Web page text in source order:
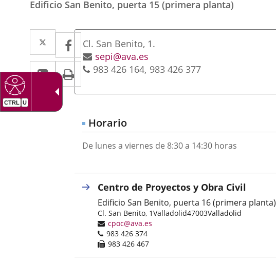
Edificio San Benito, puerta 15 (primera planta)
Twitter
Enlace
a
una
aplicación
externa.
Facebook
Enlace
a
una
aplicación
Linkedin
Enlace
una
aplicación
externa.
Print
Dirección
Postal
address
Cl. San Benito, 1.
Email
sepi@ava.es
Phones
983 426 164 983 426 377
Horario
De lunes a viernes de 8:30 a 14:30 horas
Centro de Proyectos y Obra Civil
Edificio San Benito, puerta 16 (primera planta)
Postal
address
Cl. San Benito, 1Valladolid47003Valladolid
Email
cpoc@ava.es
Phones
983 426 374
Fax
983 426 467